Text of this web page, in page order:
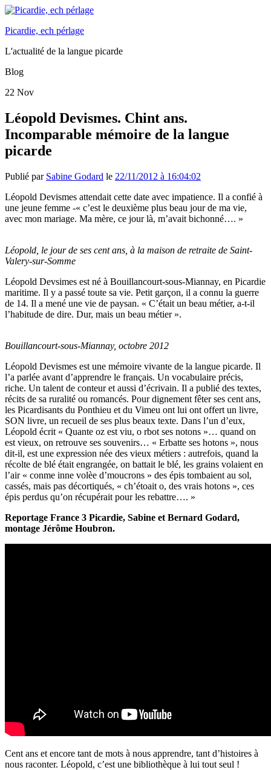
Picardie, ech pérlage
L'actualité de la langue picarde
Blog
22 Nov
Léopold Devismes. Chint ans.
Incomparable mémoire de la langue
picarde
Publié par Sabine Godard le 22/11/2012 à 16:04:02
Léopold Devismes attendait cette date avec impatience. Il a confié à
une jeune femme -« c’est le deuxième plus beau jour de ma vie,
avec mon mariage. Ma mère, ce jour là, m’avait bichonné…. »
Léopold, le jour de ses cent ans, à la maison de retraite de Saint-
Valery-sur-Somme
Léopold Devsimes est né à Bouillancourt-sous-Miannay, en Picardie
maritime. Il y a passé toute sa vie. Petit garçon, il a connu la guerre
de 14. Il a mené une vie de paysan. « C’était un beau métier, a-t-il
l’habitude de dire. Dur, mais un beau métier ».
Bouillancourt-sous-Miannay, octobre 2012
Léopold Devismes est une mémoire vivante de la langue picarde. Il
l’a parlée avant d’apprendre le français. Un vocabulaire précis,
riche. Un talent de conteur et aussi d’écrivain. Il a publié des textes,
récits de sa ruralité ou romancés. Pour dignement fêter ses cent ans,
les Picardisants du Ponthieu et du Vimeu ont lui ont offert un livre,
SON livre, un recueil de ses plus beaux texte. Dans l’un d’eux,
Léopold écrit « Quante oz est viu, o rbot ses notons »… quand on
est vieux, on retrouve ses souvenirs… « Erbatte ses hotons », nous
dit-il, est une expression née des vieux métiers : autrefois, quand la
récolte de blé était engrangée, on battait le blé, les grains volaient en
l’air « conme inne volèe d’moucrons » des épis tombaient au sol,
cassés, mais pas décortiqués, « ch’étoait o, des vrais hotons », ces
épis perdus qu’on récupérait pour les rebattre…. »
Reportage France 3 Picardie, Sabine et Bernard Godard,
montage Jérôme Houbron.
Cent ans et encore tant de mots à nous apprendre, tant d’histoires à
nous raconter. Léopold, c’est une bibliothèque à lui tout seul !